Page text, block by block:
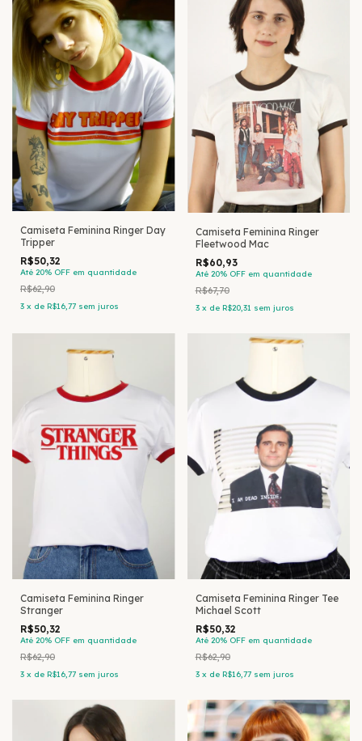
Camiseta Feminina Ringer Day
Tripper
R$50,32
Até 20% OFF em quantidade
R$62,90
3 x de R$16,77 sem juros
Camiseta Feminina Ringer
Fleetwood Mac
R$60,93
Até 20% OFF em quantidade
R$67,70
3 x de R$20,31 sem juros
Camiseta Feminina Ringer
Stranger
R$50,32
Até 20% OFF em quantidade
R$62,90
3 x de R$16,77 sem juros
Camiseta Feminina Ringer Tee
Michael Scott
R$50,32
Até 20% OFF em quantidade
R$62,90
3 x de R$16,77 sem juros